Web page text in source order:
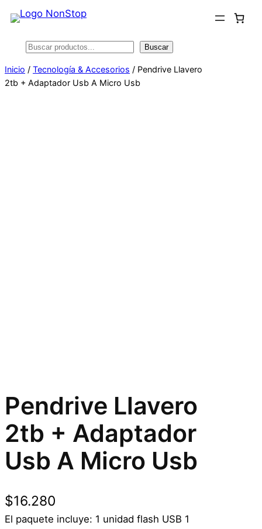
Saltar
contenido
Buscar Buscar
Inicio / Tecnología & Accesorios / Pendrive Llavero
2tb + Adaptador Usb A Micro Usb
Pendrive Llavero
2tb + Adaptador
Usb A Micro Usb
$16.280
El paquete incluye: 1 unidad flash USB 1